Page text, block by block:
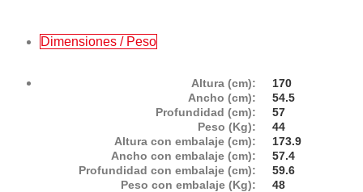
Dimensiones / Peso
Altura (cm):
170
Ancho (cm):
54.5
Profundidad (cm):
57
Peso (Kg):
44
Altura con embalaje (cm):
173.9
Ancho con embalaje (cm):
57.4
Profundidad con embalaje (cm):
59.6
Peso con embalaje (Kg):
48